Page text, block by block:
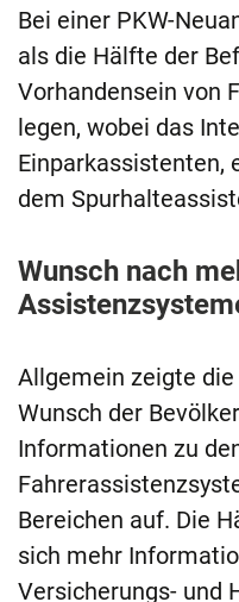
Bei einer PKW-
als die Hälfte der
Vorhandensein von
legen, wobei das
Einparkassistenten,
dem
Wunsch nach
Allgemein zeigte
Wunsch der
Informationen zu
Bereichen auf. Die
sich mehr
Versicherungs- und